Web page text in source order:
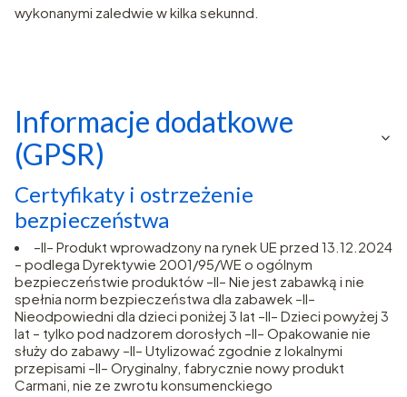
wykonanymi zaledwie w kilka sekunnd.
Informacje dodatkowe
(GPSR)
Certyfikaty i ostrzeżenie
bezpieczeństwa
–II– Produkt wprowadzony na rynek UE przed 13.12.2024
– podlega Dyrektywie 2001/95/WE o ogólnym
bezpieczeństwie produktów –II– Nie jest zabawką i nie
spełnia norm bezpieczeństwa dla zabawek –II–
Nieodpowiedni dla dzieci poniżej 3 lat –II– Dzieci powyżej 3
lat – tylko pod nadzorem dorosłych –II– Opakowanie nie
służy do zabawy –II– Utylizować zgodnie z lokalnymi
przepisami –II– Oryginalny, fabrycznie nowy produkt
Carmani, nie ze zwrotu konsumenckiego